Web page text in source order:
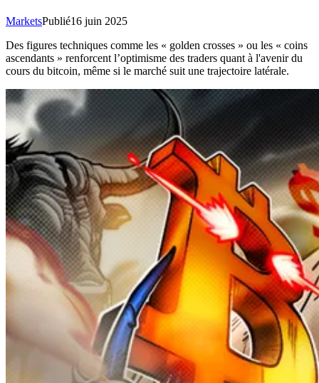
MarketsPublié16 juin 2025
Des figures techniques comme les « golden crosses » ou les « coins
ascendants » renforcent l’optimisme des traders quant à l'avenir du
cours du bitcoin, même si le marché suit une trajectoire latérale.